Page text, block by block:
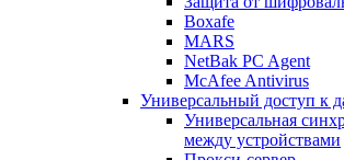
Boxafe
MARS
NetBak PC Agent
McAfee Antivirus
Универсальный доступ к
Универсальная
между устройствами